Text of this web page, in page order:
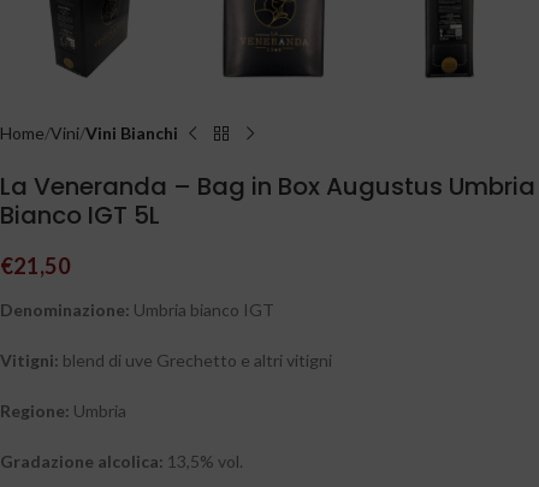
Home Vini Vini Bianchi
La Veneranda – Bag in Box Augustus Umbria
Bianco IGT 5L
€21,50
Denominazione: Umbria bianco IGT
Vitigni: blend di uve Grechetto e altri vitigni
Regione: Umbria
Gradazione alcolica: 13,5% vol.